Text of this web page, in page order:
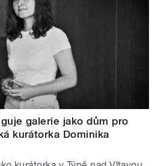
galerie jako dům pro
kurátorka Dominika